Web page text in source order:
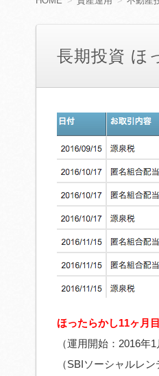
長期投資 ほ
ほったらかし11ヶ月目
（運用開始：2016年1
（SBIソーシャルレン